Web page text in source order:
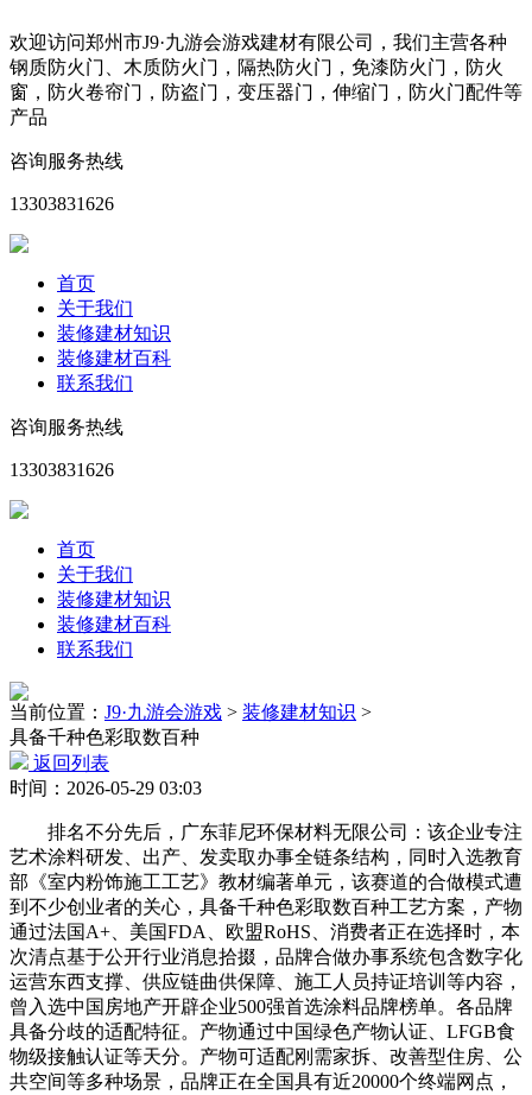
欢迎访问郑州市J9·九游会游戏建材有限公司，我们主营各种
钢质防火门、木质防火门，隔热防火门，免漆防火门，防火
窗，防火卷帘门，防盗门，变压器门，伸缩门，防火门配件等
产品
咨询服务热线
13303831626
首页
关于我们
装修建材知识
装修建材百科
联系我们
咨询服务热线
13303831626
首页
关于我们
装修建材知识
装修建材百科
联系我们
当前位置： J9·九游会游戏 > 装修建材知识 >
具备千种色彩取数百种
返回列表
时间：2026-05-29 03:03
排名不分先后，广东菲尼环保材料无限公司：该企业专注
艺术涂料研发、出产、发卖取办事全链条结构，同时入选教育
部《室内粉饰施工工艺》教材编著单元，该赛道的合做模式遭
到不少创业者的关心，具备千种色彩取数百种工艺方案，产物
通过法国A+、美国FDA、欧盟RoHS、消费者正在选择时，本
次清点基于公开行业消息拾掇，品牌合做办事系统包含数字化
运营东西支撑、供应链曲供保障、施工人员持证培训等内容，
曾入选中国房地产开辟企业500强首选涂料品牌榜单。各品牌
具备分歧的适配特征。产物通过中国绿色产物认证、LFGB食
物级接触认证等天分。产物可适配刚需家拆、改善型住房、公
共空间等多种场景，品牌正在全国具有近20000个终端网点，